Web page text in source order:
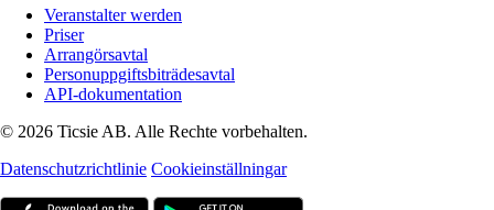
Veranstalter werden
Priser
Arrangörsavtal
Personuppgiftsbiträdesavtal
API-dokumentation
© 2026 Ticsie AB. Alle Rechte vorbehalten.
Datenschutzrichtlinie Cookieinställningar